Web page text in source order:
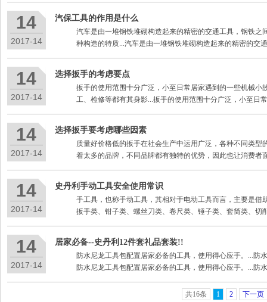
14
2017-14
汽保工具的作用是什么
汽车是由一堆钢铁堆砌构造起来的精密的交通工具，钢铁
种构造的特质...汽车是由一堆钢铁堆砌构造起来的精密的交
14
2017-14
选择扳手的考虑要点
扳手的使用范围十分广泛，小至日常居家遇到的一些机械
工、检修等都有其身影...扳手的使用范围十分广泛，小至日
14
2017-14
选择扳手要考虑哪些因素
质量好价格低的扳手在社会生产中运用广泛，各种不同类
着太多的品牌，不同品牌都有独特的优势，因此也让消费者
14
2017-14
史丹利手动工具安全使用常识
手工具，也称手动工具，其相对于电动工具而言，主要是
扳手类、钳子类、螺丝刀类、卷尺类、锤子类、套筒类、切
14
2017-14
居家必备--史丹利12件套礼品套装!!
防水尼龙工具包配置居家必备的工具，使用得心应手。...防
防水尼龙工具包配置居家必备的工具，使用得心应手。...防
共16条 1 2 下一页